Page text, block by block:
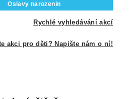
Oslavy narozenin
Rychlé vyhledávání akcí
akci pro děti? Napište nám o ní!